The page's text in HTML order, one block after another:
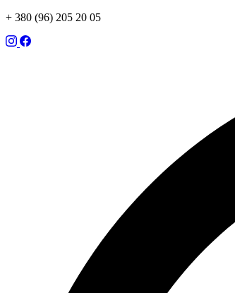
+ 380 (96) 205 20 05